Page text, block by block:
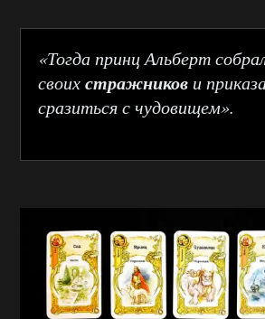
«Тогда принц Альберт
своихстражников и
сразиться с чудовищем».